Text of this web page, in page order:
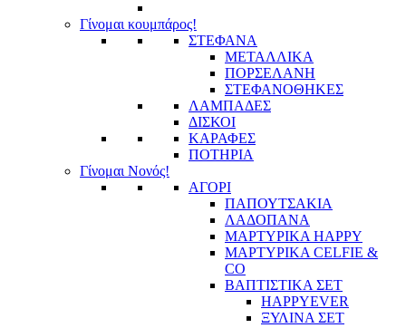
Γίνομαι κουμπάρος!
ΣΤΕΦΑΝΑ
ΜΕΤΑΛΛΙΚΑ
ΠΟΡΣΕΛΑΝΗ
ΣΤΕΦΑΝΟΘΗΚΕΣ
ΛΑΜΠΑΔΕΣ
ΔΙΣΚΟΙ
ΚΑΡΑΦΕΣ
ΠΟΤΗΡΙΑ
Γίνομαι Νονός!
ΑΓΟΡΙ
ΠΑΠΟΥΤΣΑΚΙΑ
ΛΑΔΟΠΑΝΑ
ΜΑΡΤΥΡΙΚΑ HAPPY
ΜΑΡΤΥΡΙΚΑ CELFIE &
CO
ΒΑΠΤΙΣΤΙΚΑ ΣΕΤ
HAPPYEVER
ΞΥΛΙΝΑ ΣΕΤ